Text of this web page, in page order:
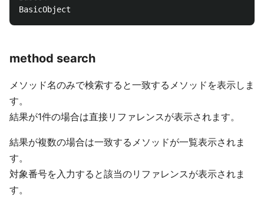
method search
メソッド名のみで検索すると一致するメソッドを表示しま
す。
結果が1件の場合は直接リファレンスが表示されます。
結果が複数の場合は一致するメソッドが一覧表示されま
す。
対象番号を入力すると該当のリファレンスが表示されま
す。